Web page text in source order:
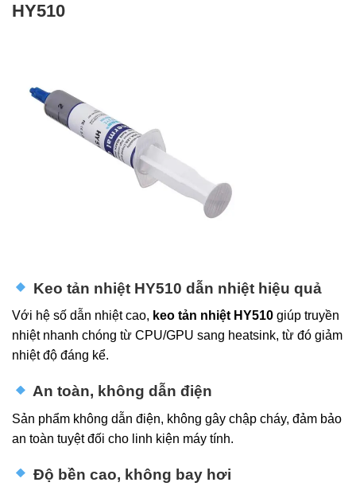
HY510
Keo tản nhiệt HY510 dẫn nhiệt hiệu quả
Với hệ số dẫn nhiệt cao, keo tản nhiệt HY510 giúp truyền
nhiệt nhanh chóng từ CPU/GPU sang heatsink, từ đó giảm
nhiệt độ đáng kể.
An toàn, không dẫn điện
Sản phẩm không dẫn điện, không gây chập cháy, đảm bảo
an toàn tuyệt đối cho linh kiện máy tính.
Độ bền cao, không bay hơi